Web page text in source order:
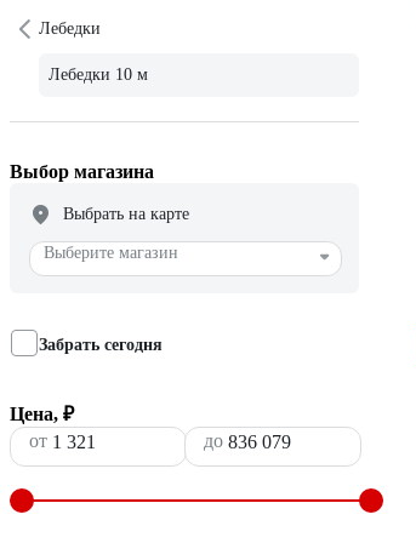
Лебедки
Лебедки 10 м
Выбор магазина
Выбрать на карте
Выберите магазин
Забрать сегодня
Цена, ₽
от
до